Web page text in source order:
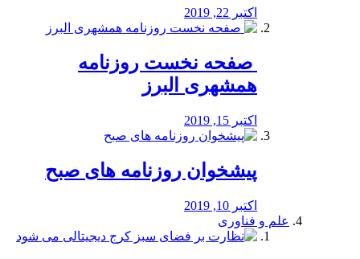
اکتبر 22, 2019
️ صفحه نخست روزنامه‌
همشهری البرز
اکتبر 15, 2019
پیشخوان روزنامه های صبح
اکتبر 10, 2019
علم و فناوری